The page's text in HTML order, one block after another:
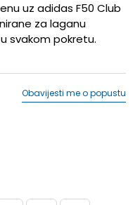
uz adidas F50 Club
za laganu
svakom pokretu.
Obavijesti me o popustu